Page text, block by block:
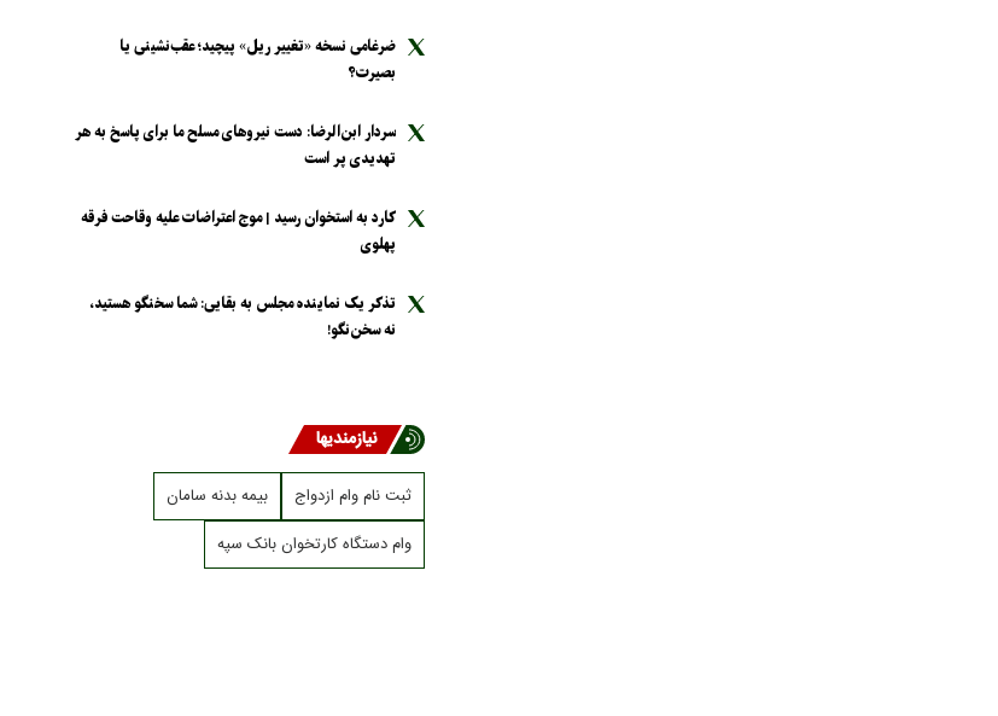
ضرغامی نسخه «تغییر ریل» پیچید؛ عقب‌نشینی یا
بصیرت؟
سردار ابن‌الرضا: دست نیرو‌های مسلح ما برای پاسخ به هر
تهدیدی پر است
کارد به استخوان رسید | موج اعتراضات علیه وقاحت فرقه
پهلوی
تذکر یک نماینده مجلس به بقایی: شما سخنگو هستید،
نه سخن‌نگو!
نیازمندیها
ثبت نام وام ازدواج
بیمه بدنه سامان
وام دستگاه کارتخوان بانک سپه